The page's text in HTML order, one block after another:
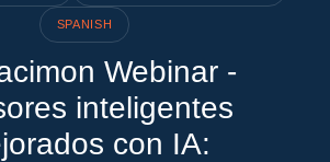
SPANISH
Webinar -
inteligentes
con IA: